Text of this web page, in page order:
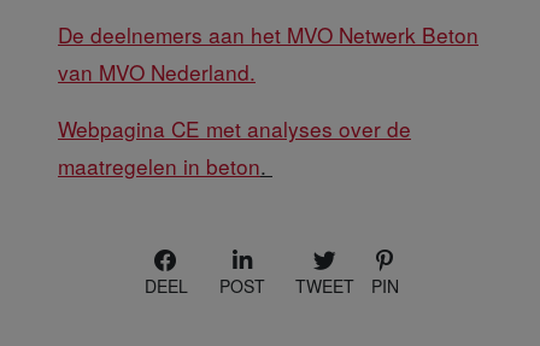
De deelnemers aan het MVO Netwerk Beton
van MVO Nederland.
Webpagina CE met analyses over de
maatregelen in beton.
DEEL POST TWEET PIN